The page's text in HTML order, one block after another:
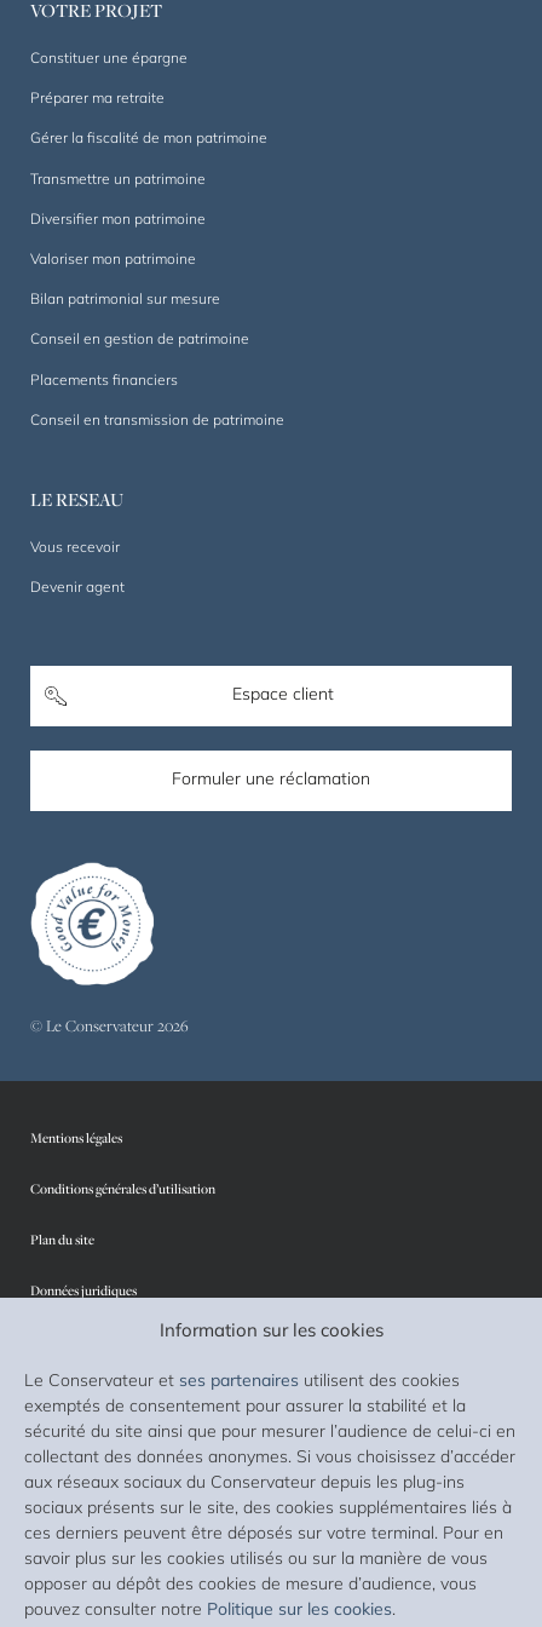
Information sur les cookies
Le Conservateur et ses partenaires utilisent des cookies
exemptés de consentement pour assurer la stabilité et la
sécurité du site ainsi que pour mesurer l’audience de celui-ci en
collectant des données anonymes. Si vous choisissez d’accéder
aux réseaux sociaux du Conservateur depuis les plug-ins
sociaux présents sur le site, des cookies supplémentaires liés à
ces derniers peuvent être déposés sur votre terminal. Pour en
savoir plus sur les cookies utilisés ou sur la manière de vous
opposer au dépôt des cookies de mesure d’audience, vous
pouvez consulter notre Politique sur les cookies.
VOTRE PROJET
Constituer une épargne
Préparer ma retraite
Gérer la fiscalité de mon patrimoine
Transmettre un patrimoine
Diversifier mon patrimoine
Valoriser mon patrimoine
Bilan patrimonial sur mesure
Conseil en gestion de patrimoine
Placements financiers
Conseil en transmission de patrimoine
LE RESEAU
Vous recevoir
Devenir agent
Espace client
Formuler une réclamation
© Le Conservateur 2026
Mentions légales
Conditions générales d’utilisation
Plan du site
Données juridiques
Protection des données personnelles
Sécurité
Cookies
Accessibilité : non conforme
Liste des supports d’investissement
Lexique